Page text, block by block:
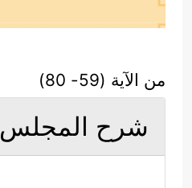
من الآية (59- 80)
شرح المجلس